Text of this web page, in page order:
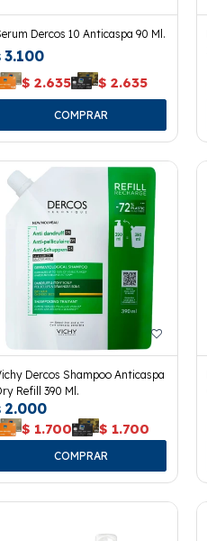
Dercos 10 Anticaspa 90 Ml.
3.100
$ 2.635 $ 2.635
Dercos Shampoo Anticaspa
Refill 390 Ml.
2.000
$ 1.700 $ 1.700